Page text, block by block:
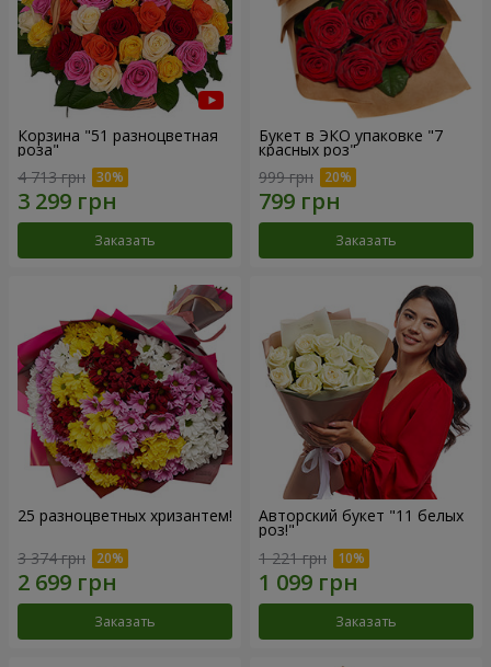
Корзина "51 разноцветная
роза"
4 713 грн
Заказать
Букет в ЭКО упаковке "7
красных роз"
999 грн
Заказать
25 разноцветных хризантем!
3 374 грн
Заказать
Авторский букет "11 белых
роз!"
1 221 грн
Заказать